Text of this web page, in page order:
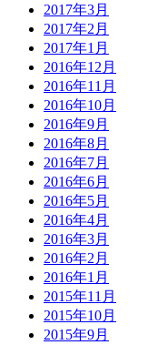
2017年3月
2017年2月
2017年1月
2016年12月
2016年11月
2016年10月
2016年9月
2016年8月
2016年7月
2016年6月
2016年5月
2016年4月
2016年3月
2016年2月
2016年1月
2015年11月
2015年10月
2015年9月